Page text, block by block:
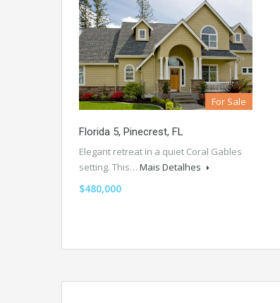
For Sale
Florida 5, Pinecrest, FL
Elegant retreat in a quiet Coral Gables
setting. This… Mais Detalhes
$480,000